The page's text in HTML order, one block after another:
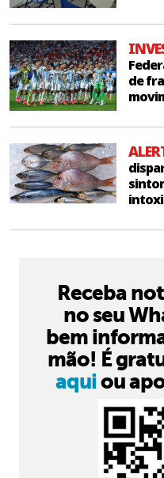
de
Receba
no seu
bem
mão! É
aquiou